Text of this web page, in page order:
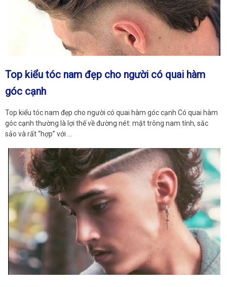
Top kiểu tóc nam đẹp cho người có quai hàm
góc cạnh
Top kiểu tóc nam đẹp cho người có quai hàm góc cạnh Có quai hàm
góc cạnh thường là lợi thế về đường nét: mặt trông nam tính, sắc
sảo và rất “hợp” với …